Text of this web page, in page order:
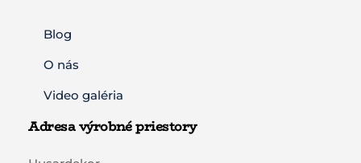
Blog
O nás
Video galéria
Adresa výrobné priestory